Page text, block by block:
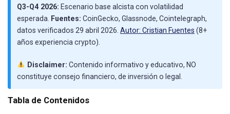
Q3-Q4 2026: Escenario base alcista con volatilidad
esperada.
Fuentes: CoinGecko, Glassnode, Cointelegraph,
datos verificados 29 abril 2026. Autor: Cristian Fuentes (8+
años experiencia crypto).
Disclaimer: Contenido informativo y educativo, NO
constituye consejo financiero, de inversión o legal.
Tabla de Contenidos